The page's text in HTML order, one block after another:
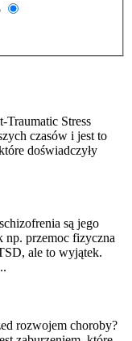
Traumatic Stress
czasów i jest to
doświadczyły
są jego
przemoc fizyczna
, ale to wyjątek.
rozwojem choroby?